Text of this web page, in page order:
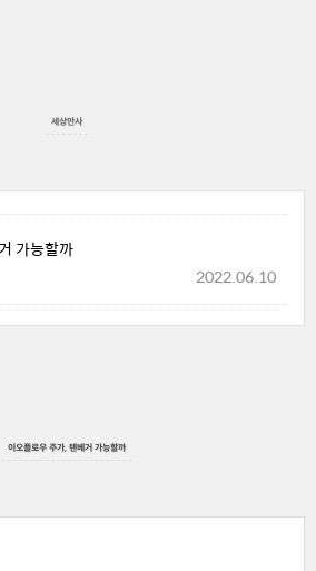
세상만사
가능할까
2022.06.10
이오플로우 주가, 텐베거 가능할까